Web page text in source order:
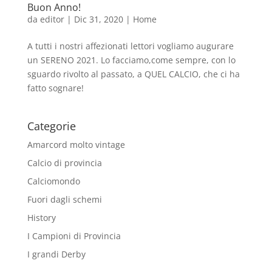
Buon Anno!
da editor| Dic 31, 2020| Home
A tutti i nostri affezionati lettori vogliamo augurare
un SERENO 2021. Lo facciamo,come sempre, con lo
sguardo rivolto al passato, a QUEL CALCIO, che ci ha
fatto sognare!
Categorie
Amarcord molto vintage
Calcio di provincia
Calciomondo
Fuori dagli schemi
History
I Campioni di Provincia
I grandi Derby